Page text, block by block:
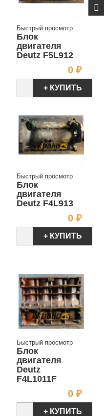
Быстрый просмотр
Блок
двигателя
Deutz F5L912
0 ₽
+ КУПИТЬ
Быстрый просмотр
Блок
двигателя
Deutz F4L913
0 ₽
+ КУПИТЬ
Быстрый просмотр
Блок
двигателя
Deutz
F4L1011F
0 ₽
+ КУПИТЬ